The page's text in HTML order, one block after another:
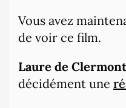
Vous avez
de voir ce film.
Laure de
décidément une